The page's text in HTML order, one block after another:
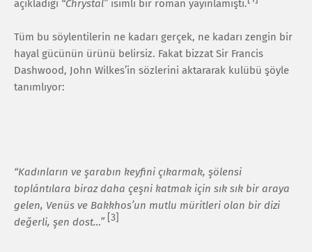
açıkladığı “Chrystal” isimli bir roman yayınlamıştı.
Tüm bu söylentilerin ne kadarı gerçek, ne kadarı zengin bir
hayal gücünün ürünü belirsiz. Fakat bizzat Sir Francis
Dashwood, John Wilkes’in sözlerini aktararak kulübü şöyle
tanımlıyor:
“Kadınların ve şarabın keyfini çıkarmak, şölensi
toplántılara biraz daha çeşni katmak için sık sık bir araya
gelen, Venüs ve Bakkhos’un mutlu müritleri olan bir dizi
değerli, şen dost…” [3]